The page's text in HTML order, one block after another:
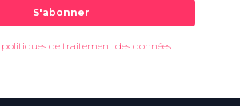
S'abonner
politiques de traitement des données.